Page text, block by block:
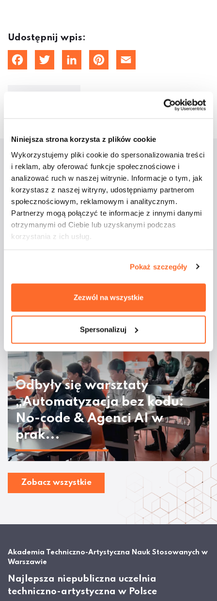
Niniejsza strona korzysta z plików cookie
Wykorzystujemy pliki cookie do spersonalizowania treści
i reklam, aby oferować funkcje społecznościowe i
analizować ruch w naszej witrynie. Informacje o tym, jak
korzystasz z naszej witryny, udostępniamy partnerom
społecznościowym, reklamowym i analitycznym.
Partnerzy mogą połączyć te informacje z innymi danymi
otrzymanymi od Ciebie lub uzyskanymi podczas
korzystania z ich usług.
Pokaż szczegóły
Zezwól na wszystkie
Spersonalizuj
Udostępnij wpis:
TwitterLinkedInPinterestEmail
Aktualności
Studenci ATA na
majówkowym rejsie
Odbyły się warsztaty
„Automatyzacja bez kodu:
No-code & Agenci AI w
prak...
Zobacz wszystkie
Akademia Techniczno-Artystyczna Nauk Stosowanych w
Warszawie
Najlepsza niepubliczna uczelnia
techniczno-artystyczna w Polsce